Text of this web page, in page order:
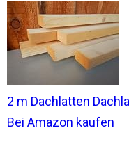
2 m Dachlatten
Bei Amazon kaufen